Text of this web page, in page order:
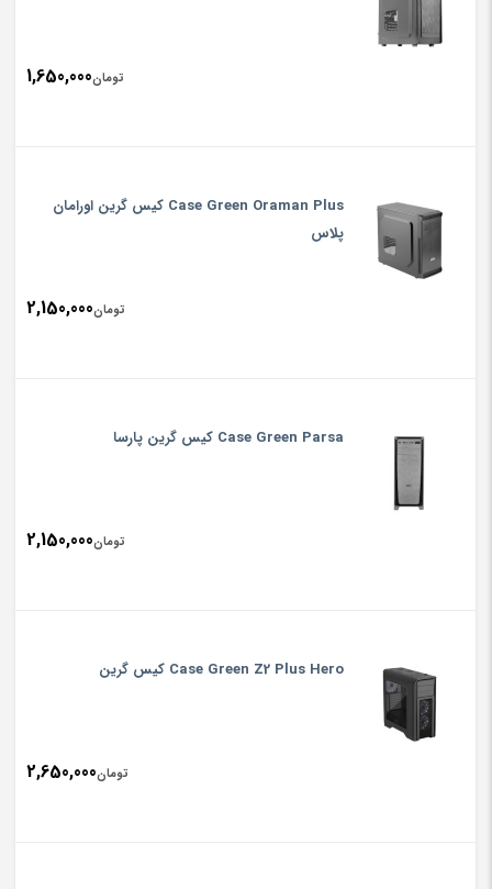
تومان1,650,000
Case Green Oraman Plus کیس گرین اورامان
پلاس
تومان2,150,000
Case Green Parsa کیس گرین پارسا
تومان2,150,000
Case Green Z2 Plus Hero کیس گرین
تومان2,650,000